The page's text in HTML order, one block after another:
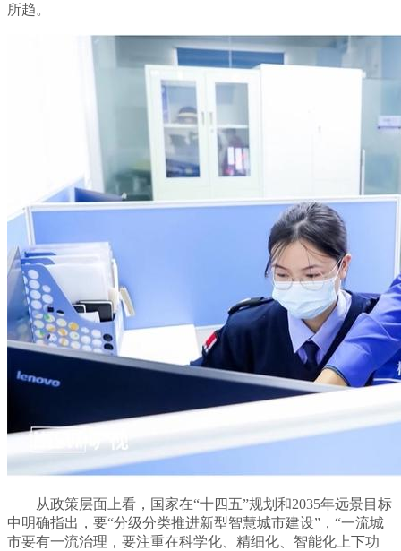
所趋。
从政策层面上看，国家在“十四五”规划和2035年远景目标
中明确指出，要“分级分类推进新型智慧城市建设”，“一流城
市要有一流治理，要注重在科学化、精细化、智能化上下功